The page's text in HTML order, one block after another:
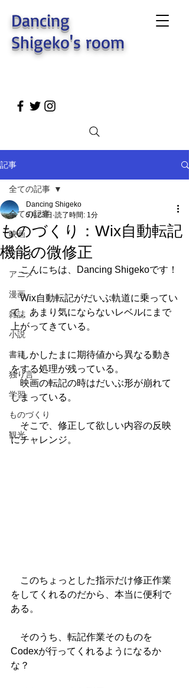
Dancing
Shigeko's room
記事
全ての記事
映画
ドラマ
アニメ
漫画
雑誌
小説
書籍
独り言
学習
ものづくり
観光
全ての記事
ものづくり：Wix自動転記
機能の微修正
Dancing Shigeko
5月23日 読了時間: 1分
こんにちは、Dancing Shigekoです！
Wix自動転記がだいぶ軌道に乗ってい
て、あまり気にならないレベルにまで
上がってきている。
しかしたまに期待値から異なる動き
をする処理が残っている。
映画の転記の時はだいぶ形が崩れて
しまっている。
そこで、修正して欲しい内容の反映
にチャレンジ。
このちょっとした指示だけ修正作業
をしてくれるのだから、本当に便利で
ある。
そのうち、転記作業そのものを
Codexが行ってくれるようになるか
な？